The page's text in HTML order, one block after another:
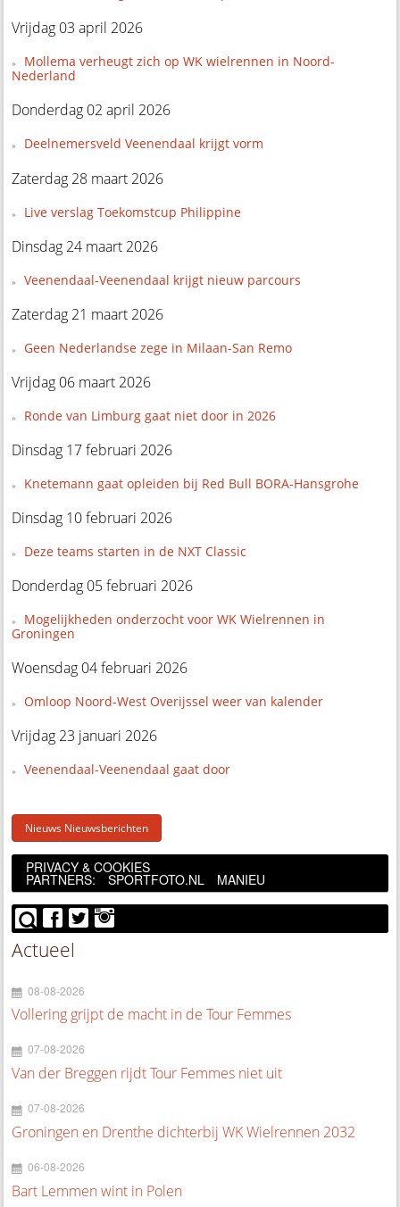
Vrijdag 03 april 2026
Mollema verheugt zich op WK wielrennen in Noord-
Nederland
Donderdag 02 april 2026
Deelnemersveld Veenendaal krijgt vorm
Zaterdag 28 maart 2026
Live verslag Toekomstcup Philippine
Dinsdag 24 maart 2026
Veenendaal-Veenendaal krijgt nieuw parcours
Zaterdag 21 maart 2026
Geen Nederlandse zege in Milaan-San Remo
Vrijdag 06 maart 2026
Ronde van Limburg gaat niet door in 2026
Dinsdag 17 februari 2026
Knetemann gaat opleiden bij Red Bull BORA-Hansgrohe
Dinsdag 10 februari 2026
Deze teams starten in de NXT Classic
Donderdag 05 februari 2026
Mogelijkheden onderzocht voor WK Wielrennen in
Groningen
Woensdag 04 februari 2026
Omloop Noord-West Overijssel weer van kalender
Vrijdag 23 januari 2026
Veenendaal-Veenendaal gaat door
Nieuws Nieuwsberichten
PRIVACY & COOKIES
PARTNERS: SPORTFOTO.NL MANIEU
Actueel
08-08-2026
Vollering grijpt de macht in de Tour Femmes
07-08-2026
Van der Breggen rijdt Tour Femmes niet uit
07-08-2026
Groningen en Drenthe dichterbij WK Wielrennen 2032
06-08-2026
Bart Lemmen wint in Polen